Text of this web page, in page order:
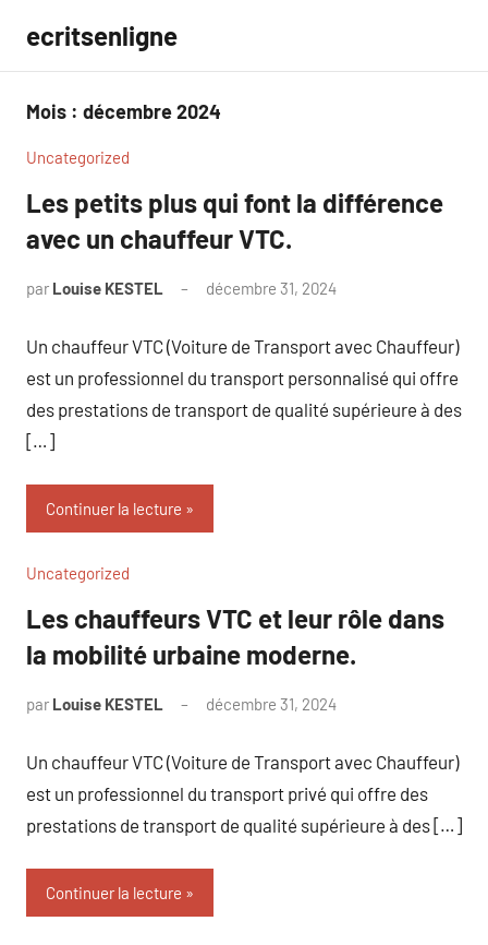
contenu
ecritsenligne
Mois : décembre 2024
Uncategorized
Les petits plus qui font la différence
avec un chauffeur VTC.
par Louise KESTEL décembre 31, 2024
Un chauffeur VTC (Voiture de Transport avec Chauffeur)
est un professionnel du transport personnalisé qui offre
des prestations de transport de qualité supérieure à des
[…]
Continuer la lecture
Uncategorized
Les chauffeurs VTC et leur rôle dans
la mobilité urbaine moderne.
par Louise KESTEL décembre 31, 2024
Un chauffeur VTC (Voiture de Transport avec Chauffeur)
est un professionnel du transport privé qui offre des
prestations de transport de qualité supérieure à des […]
Continuer la lecture